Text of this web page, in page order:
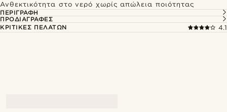
Ανθεκτικότητα στο νερό χωρίς απώλεια ποιότητας
ΠΕΡΙΓΡΑΦΉ
ΠΡΟΔΙΑΓΡΑΦΈΣ
ΚΡΙΤΙΚΈΣ ΠΕΛΑΤΏΝ
4.1